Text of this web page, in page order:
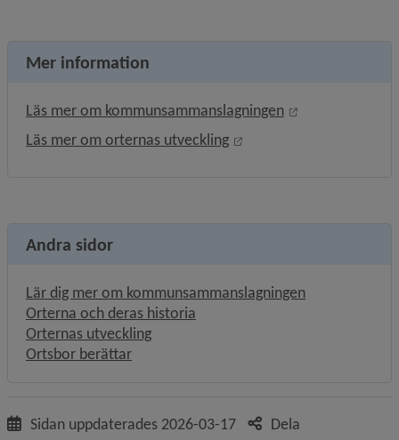
Mer information
Läs mer om kommunsammanslagningen
Öppnas i nytt
Läs mer om orternas utveckling
Öppnas i nytt fönster.
Andra sidor
Lär dig mer om kommunsammanslagningen
Orterna och deras historia
Orternas utveckling
Ortsbor berättar
Sidan uppdaterades 2026-03-17 Dela